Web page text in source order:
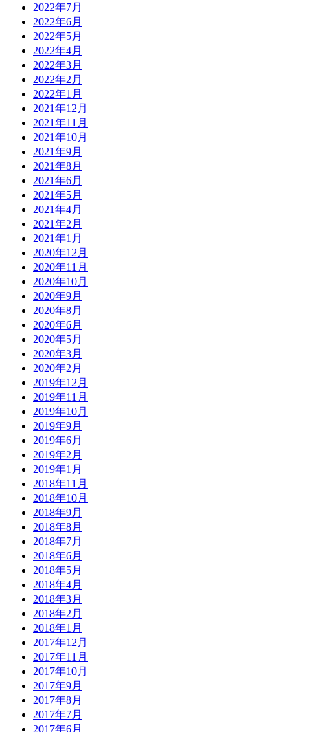
2022年7月
2022年6月
2022年5月
2022年4月
2022年3月
2022年2月
2022年1月
2021年12月
2021年11月
2021年10月
2021年9月
2021年8月
2021年6月
2021年5月
2021年4月
2021年2月
2021年1月
2020年12月
2020年11月
2020年10月
2020年9月
2020年8月
2020年6月
2020年5月
2020年3月
2020年2月
2019年12月
2019年11月
2019年10月
2019年9月
2019年6月
2019年2月
2019年1月
2018年11月
2018年10月
2018年9月
2018年8月
2018年7月
2018年6月
2018年5月
2018年4月
2018年3月
2018年2月
2018年1月
2017年12月
2017年11月
2017年10月
2017年9月
2017年8月
2017年7月
2017年6月